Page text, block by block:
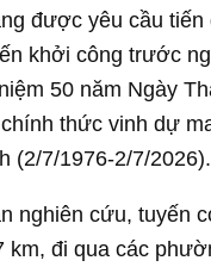
được yêu cầu tiến
khởi công trước
50 năm Ngày
thức vinh dự
(2/7/1976-2/7/2026).
nghiên cứu, tuyến
km, đi qua các